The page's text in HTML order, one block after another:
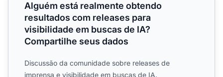
Alguém está realmente obtendo
resultados com releases para
visibilidade em buscas de IA?
Compartilhe seus dados
Discussão da comunidade sobre releases de
imprensa e visibilidade em buscas de IA.